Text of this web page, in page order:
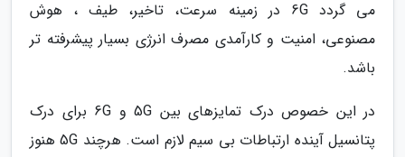
می گردد 6G در زمینه سرعت، تاخیر، طیف ، هوش
مصنوعی، امنیت و کارآمدی مصرف انرژی بسیار پیشرفته تر
باشد.
در این خصوص درک تمایزهای بین 5G و 6G برای درک
پتانسیل آینده ارتباطات بی سیم لازم است. هرچند 5G هنوز